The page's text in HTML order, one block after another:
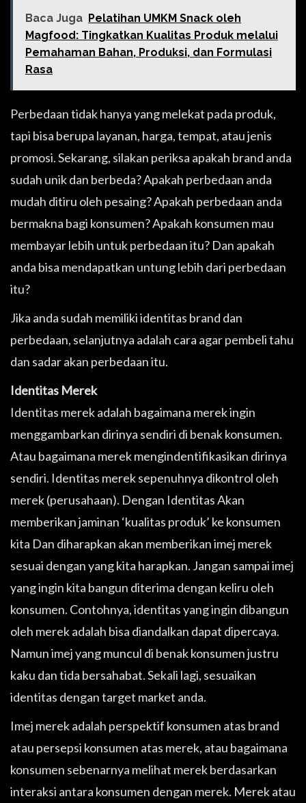
Baca Juga Pelatihan UMKM Snack oleh
Magfood: Tingkatkan Kualitas Produk melalui
Pemahaman Bahan, Produksi, dan Formulasi
Rasa
Perbedaan tidak hanya yang melekat pada produk,
tapi bisa berupa layanan, harga, tempat, atau jenis
promosi. Sekarang, silakan periksa apakah brand anda
sudah unik dan berbeda? Apakah perbedaan anda
mudah ditiru oleh pesaing? Apakah perbedaan anda
bermakna bagi konsumen? Apakah konsumen mau
membayar lebih untuk perbedaan itu? Dan apakah
anda bisa mendapatkan untung lebih dari perbedaan
itu?
Jika anda sudah memiliki identitas brand dan
perbedaan, selanjutnya adalah cara agar pembeli tahu
dan sadar akan perbedaan itu.
Identitas Merek
Identitas merek adalah bagaimana merek ingin
menggambarkan dirinya sendiri di benak konsumen.
Atau bagaimana merek mengindentifikasikan dirinya
sendiri. Identitas merek sepenuhnya dikontrol oleh
merek (perusahaan). Dengan Identitas Akan
memberikan jaminan ‘kualitas produk’ ke konsumen
kita Dan diharapkan akan memberikan imej merek
sesuai dengan yang kita harapkan. Jangan sampai imej
yang ingin kita bangun diterima dengan keliru oleh
konsumen. Contohnya, identitas yang ingin dibangun
oleh merek adalah bisa diandalkan dapat dipercaya.
Namun imej yang muncul di benak konsumen justru
kaku dan tida bersahabat. Sekali lagi, sesuaikan
identitas dengan target market anda.
Imej merek adalah perspektif konsumen atas brand
atau persepsi konsumen atas merek, atau bagaimana
konsumen sebenarnya melihat merek berdasarkan
interaksi antara konsumen dengan merek. Merek atau